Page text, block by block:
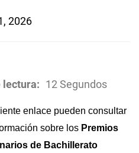
2026
lectura: 12 Segundos
enlace pueden consultar
sobre los Premios
de Bachillerato